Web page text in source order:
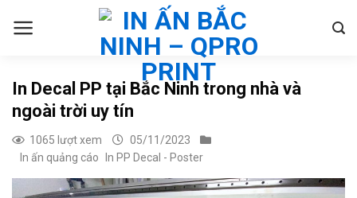
In Decal PP tại Bắc Ninh trong nhà và
ngoài trời uy tín
1065 lượt xem
05/11/2023
In ấn quảng cáo
In PP Decal - Poster